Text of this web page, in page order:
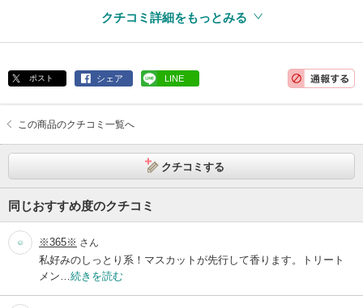
クチコミ詳細をもっとみる
ポスト シェア LINE
この商品のクチコミ一覧へ
クチコミする
同じおすすめ度のクチコミ
※365※ さん
私好みのしっとり系！マスカットが先行して香ります。トリート
メン… 続きを読む